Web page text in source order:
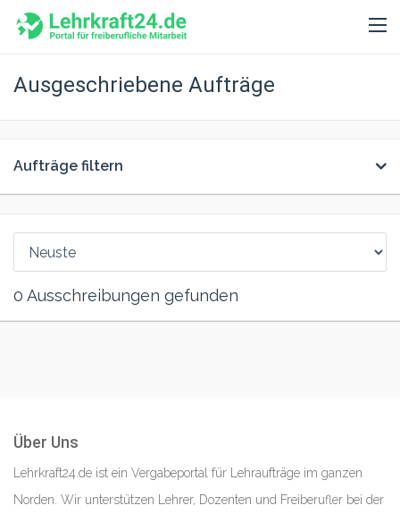
Ausgeschriebene Aufträge
Aufträge filtern
0 Ausschreibungen gefunden
Über Uns
Lehrkraft24.de ist ein Vergabeportal für Lehraufträge im ganzen
Norden. Wir unterstützen Lehrer, Dozenten und Freiberufler bei der